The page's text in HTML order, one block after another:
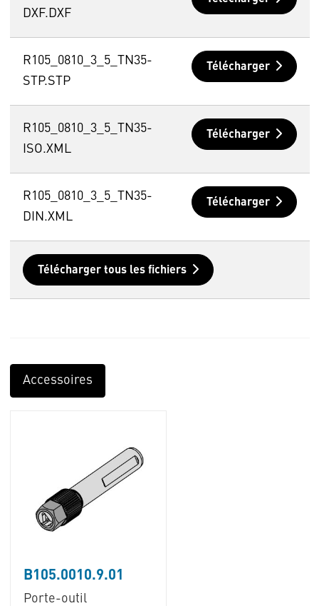
DXF.DXF
R105_0810_3_5_TN35-
STP.STP
Télécharger
R105_0810_3_5_TN35-
ISO.XML
Télécharger
R105_0810_3_5_TN35-
DIN.XML
Télécharger
Télécharger tous les fichiers
Accessoires
B105.0010.9.01
Porte-outil